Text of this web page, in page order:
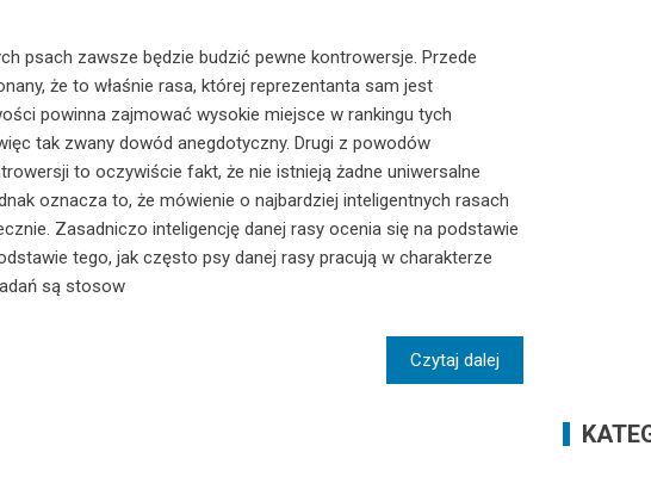
psach zawsze będzie budzić pewne kontrowersje. Przede
że to właśnie rasa, której reprezentanta sam jest
powinna zajmować wysokie miejsce w rankingu tych
tak zwany dowód anegdotyczny. Drugi z powodów
to oczywiście fakt, że nie istnieją żadne uniwersalne
oznacza to, że mówienie o najbardziej inteligentnych rasach
Zasadniczo inteligencję danej rasy ocenia się na podstawie
tego, jak często psy danej rasy pracują w charakterze
są stosow
Czytaj dalej